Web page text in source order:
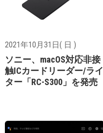
2021年10月31日( 日 )
ソニー、macOS対応非接
触ICカードリーダー/ライ
ター「RC-S300」を発売